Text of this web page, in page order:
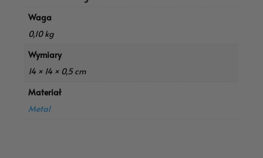
Waga
0,10 kg
Wymiary
14 × 14 × 0,5 cm
Materiał
Metal